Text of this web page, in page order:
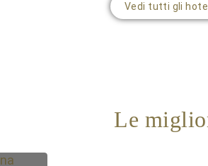
Vedi tutti gli
Le